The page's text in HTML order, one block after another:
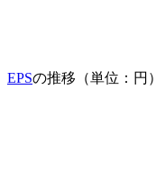
EPSの推移（単位：円）